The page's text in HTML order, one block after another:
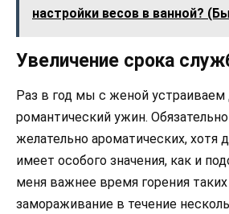
настройки весов в ванной?
Увеличение срока
Раз в год мы с женой
романтический ужин.
желательно ароматических, хотя
имеет особого значения, как и
меня важнее время горения
замораживание в течение